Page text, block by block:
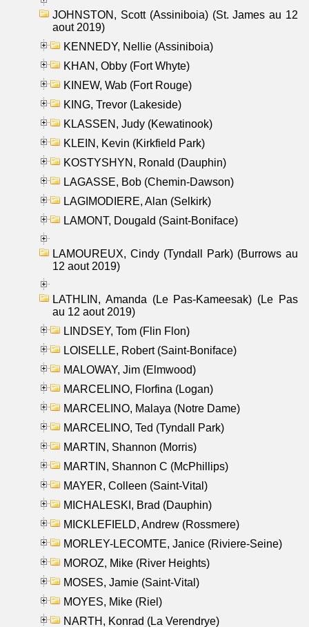
JOHNSTON, Scott (Assiniboia) (St. James au 12
aout 2019)
KENNEDY, Nellie (Assiniboia)
KHAN, Obby (Fort Whyte)
KINEW, Wab (Fort Rouge)
KING, Trevor (Lakeside)
KLASSEN, Judy (Kewatinook)
KLEIN, Kevin (Kirkfield Park)
KOSTYSHYN, Ronald (Dauphin)
LAGASSE, Bob (Chemin-Dawson)
LAGIMODIERE, Alan (Selkirk)
LAMONT, Dougald (Saint-Boniface)
LAMOUREUX, Cindy (Tyndall Park) (Burrows au
12 aout 2019)
LATHLIN, Amanda (Le Pas-Kameesak) (Le Pas
au 12 aout 2019)
LINDSEY, Tom (Flin Flon)
LOISELLE, Robert (Saint-Boniface)
MALOWAY, Jim (Elmwood)
MARCELINO, Florfina (Logan)
MARCELINO, Malaya (Notre Dame)
MARCELINO, Ted (Tyndall Park)
MARTIN, Shannon (Morris)
MARTIN, Shannon C (McPhillips)
MAYER, Colleen (Saint-Vital)
MICHALESKI, Brad (Dauphin)
MICKLEFIELD, Andrew (Rossmere)
MORLEY-LECOMTE, Janice (Riviere-Seine)
MOROZ, Mike (River Heights)
MOSES, Jamie (Saint-Vital)
MOYES, Mike (Riel)
NARTH, Konrad (La Verendrye)